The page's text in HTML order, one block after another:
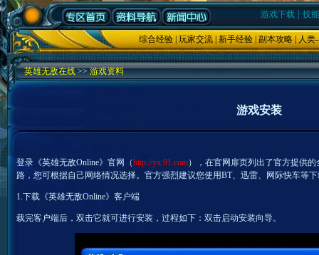
游戏下载 技
综合经验 |玩家交流 新手经验 副本攻略 人类
英雄无敌在线>>游戏资料
游戏安装
登录《英雄无敌Online》官网（http://yx.91.com），在官网扉页列出了官方提供
路，您可根据自己网络情况选择。官方强烈建议您使用BT、迅雷、网际快车等
1.下载《英雄无敌Online》客户端
载完客户端后，双击它就可进行安装，过程如下：双击启动安装向导。